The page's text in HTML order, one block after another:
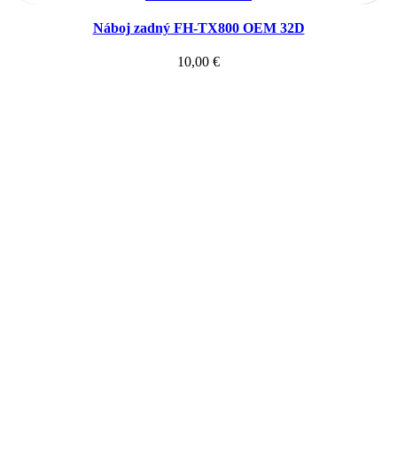
Náboj zadný FH-TX800 OEM 32D
10,00 €